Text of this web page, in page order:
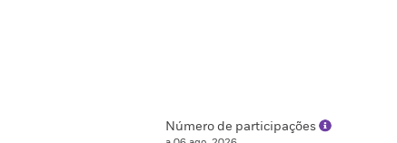
Número de participações